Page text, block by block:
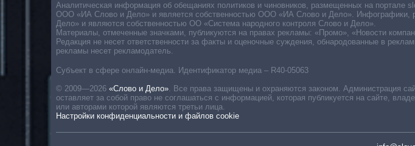
Субъект в сфере онлайн-медиа. Идентификатор медиа – R40-05063
© 2009—2026 «Слово и Дело». Все права защищены и охраняются законом. Администрация
оставляет за собой право не соглашаться с информацией, которая публикуется на сайте,
или авторами которой являются третьи лица.
Настройки конфиденциальности и файлов cookie
Аналитическая информация об обещаниях политиков и чиновников, размещенных на портале
ООО «ИА Слово и Дело» и является собственностью ООО «ИА Слово и Дело». Инфографики,
Дело» и являются собственностью ОО «Система народного контроля Слово и Дело».
Материалы, отмеченные значками, публикуются на правах рекламы: «Промо», «Новости
Редакция не несет ответственности за факты и оценочные суждения, обнародованные в
рекламы несет рекламодатель.